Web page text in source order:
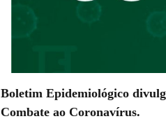
Boletim Epidemiológico
Combate ao Coronavírus.